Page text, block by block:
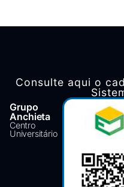
Grupo
Anchieta
Centro
Universitário
Consulte aqui o